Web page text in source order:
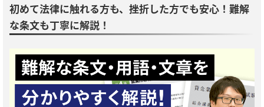
初めて法律に触れる方も、挫折した方でも安心！難解
な条文も丁寧に解説！